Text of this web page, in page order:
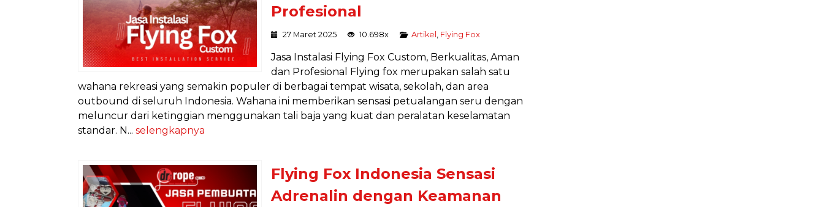
Profesional
27 Maret 2025 10.698x Artikel Flying Fox
Jasa Instalasi Flying Fox Custom, Berkualitas, Aman
dan Profesional Flying fox merupakan salah satu
wahana rekreasi yang semakin populer di berbagai tempat wisata, sekolah, dan area
outbound di seluruh Indonesia. Wahana ini memberikan sensasi petualangan seru dengan
meluncur dari ketinggian menggunakan tali baja yang kuat dan peralatan keselamatan
standar. N... selengkapnya
Flying Fox Indonesia Sensasi
Adrenalin dengan Keamanan